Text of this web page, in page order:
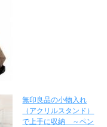
無印良品の小物入れ
（アクリルスタンド）
で上手に収納 ～ペン